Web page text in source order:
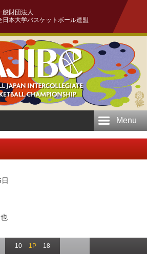
般財団法人
日本大学バスケットボール連盟
Menu
10 1P
18